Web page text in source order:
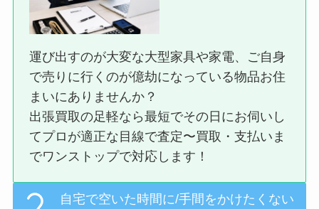
運び出すのが大変な大型家具や家電、ご自身
で売りに行くのが億劫になっている物品お住
まいにありませんか？
出張買取の足軽なら最短でその日にお伺いし
てプロが適正な目線で査定〜買取・支払いま
でワンストップで対応します！
自宅で空いた時間に/手間をかけたくない